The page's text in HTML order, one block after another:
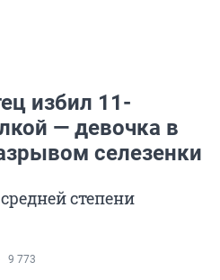
избил 11-
— девочка в
селезенки
степени
9 773